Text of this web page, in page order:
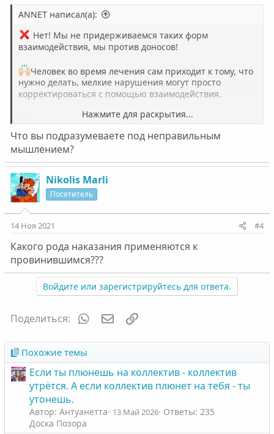
ANNET написал(а):
Нет! Мы не придерживаемся таких форм
взаимодействия, мы против доносов!
Человек во время лечения сам приходит к тому, что
нужно делать, мелкие нарушения могут просто
корректироваться с помощью взаимодействия.
А вот если есть неправильное мышление,
форуме, где это можно обсудить.
Нажмите для раскрытия...
Что вы подразумеваете под неправильным
мышлением?
Nikolis Marli
Посетитель
14 Ноя 2021 #4
Какого рода наказания применяются к
провинившимся???
Войдите или зарегистрируйтесь для ответа.
Поделиться: WhatsAppЭлектронная почта
Похожие темы
Если ты плюнешь на коллектив - коллектив
утрëтся. А если коллектив плюнет на тебя - ты
утонешь.
Автор: Антуанетта 13 Май 2026 Ответы: 235
Доска Позора